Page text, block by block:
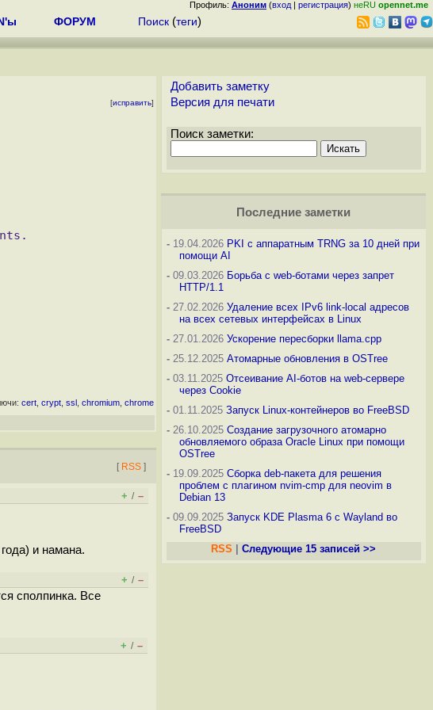
Профиль: Аноним (вход | регистрация) неRU opennet.me
ФОРУМ Поиск (теги)
[исправить]
cert crypt ssl chromium chrome
[ RSS ]
+ / –
и намана.
+ / –
сполпинка. Все
+ / –
Добавить заметку
Версия для печати
Поиск заметки:
Последние заметки
-19.04.2026 PKI с аппаратным TRNG за 10 дней при
помощи AI
-09.03.2026 Борьба с web-ботами через запрет
HTTP/1.1
-27.02.2026 Удаление всех IPv6 link-local адресов
на всех сетевых интерфейсах в Linux
-27.01.2026 Ускорение пересборки llama.cpp
-25.12.2025 Атомарные обновления в OSTree
-03.11.2025 Отсеивание AI-ботов на web-сервере
через Cookie
-01.11.2025 Запуск Linux-контейнеров во FreeBSD
-26.10.2025 Создание загрузочного атомарно
обновляемого образа Oracle Linux при помощи
OSTree
-19.09.2025 Сборка deb-пакета для решения
проблем с плагином nvim-cmp для neovim в
Debian 13
-09.09.2025 Запуск KDE Plasma 6 с Wayland во
FreeBSD
RSS
Следующие 15 записей >>